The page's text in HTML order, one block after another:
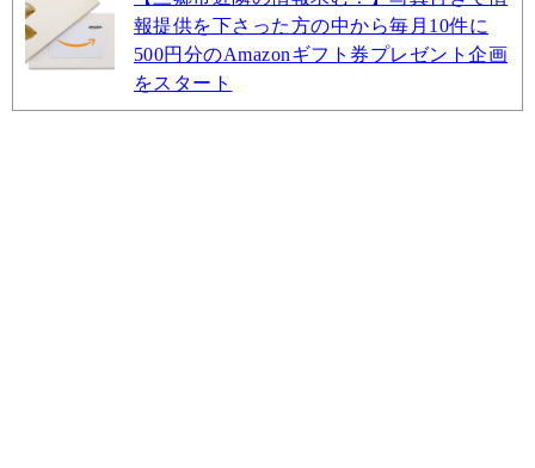
報提供を下さった方の中から毎月10件に
500円分のAmazonギフト券プレゼント企画
をスタート